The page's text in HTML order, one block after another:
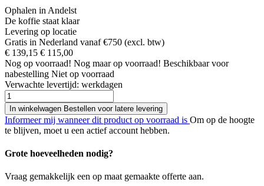
Ophalen in Andelst
De koffie staat klaar
Levering op locatie
Gratis in Nederland vanaf €750 (excl. btw)
€ 139,15 € 115,00
Nog op voorraad! Nog maarop voorraad! Beschikbaar voor
nabestelling Niet op voorraad
Verwachte levertijd: werkdagen
In winkelwagen Bestellen voor latere levering
Informeer mij wanneer dit product op voorraad is Om op de hoogte
te blijven, moet u een actief account hebben.
Grote hoeveelheden nodig?
Vraag gemakkelijk een op maat gemaakte offerte aan.